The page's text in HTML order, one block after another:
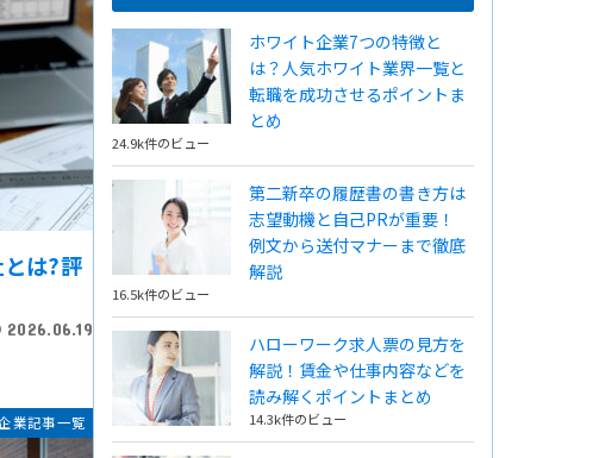
は?評
2026.06.19
業記事一覧
ホワイト企業7つの特徴と
は？人気ホワイト業界一覧と
転職を成功させるポイントま
とめ
24.9k件のビュー
第二新卒の履歴書の書き方は
志望動機と自己PRが重要！
例文から送付マナーまで徹底
解説
16.5k件のビュー
ハローワーク求人票の見方を
解説！賃金や仕事内容などを
読み解くポイントまとめ
14.3k件のビュー